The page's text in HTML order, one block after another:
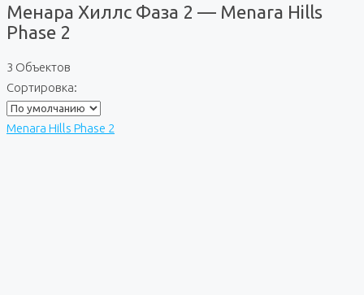
Менара Хиллс Фаза 2 — Menara Hills
Phase 2
3 Объектов
Сортировка:
Menara Hills Phase 2